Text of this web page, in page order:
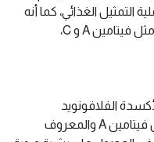
التمثيل الغذائي، كما أنه
يحتوي على نسبة عالية من الفيتامينات مثل فيتامين A و C،
الفلافونويد
(Flavonoid) وفيتامين C وبشكل خاص فيتامين A والمعروف